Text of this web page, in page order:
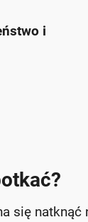
i
się natknąć